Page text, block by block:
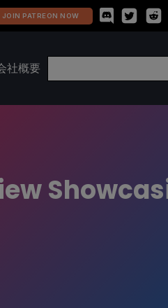
JOIN PATREON NOW
社概要